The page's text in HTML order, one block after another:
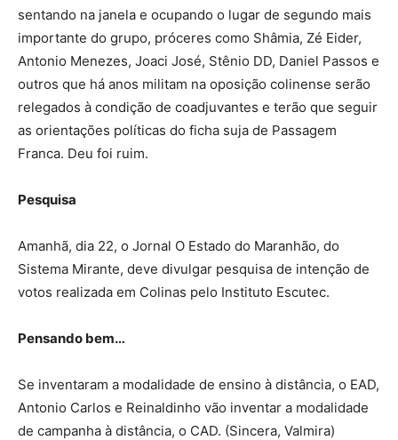
sentando na janela e ocupando o lugar de segundo mais
importante do grupo, próceres como Shâmia, Zé Eider,
Antonio Menezes, Joaci José, Stênio DD, Daniel Passos e
outros que há anos militam na oposição colinense serão
relegados à condição de coadjuvantes e terão que seguir
as orientações políticas do ficha suja de Passagem
Franca. Deu foi ruim.
Pesquisa
Amanhã, dia 22, o Jornal O Estado do Maranhão, do
Sistema Mirante, deve divulgar pesquisa de intenção de
votos realizada em Colinas pelo Instituto Escutec.
Pensando bem…
Se inventaram a modalidade de ensino à distância, o EAD,
Antonio Carlos e Reinaldinho vão inventar a modalidade
de campanha à distância, o CAD. (Sincera, Valmira)